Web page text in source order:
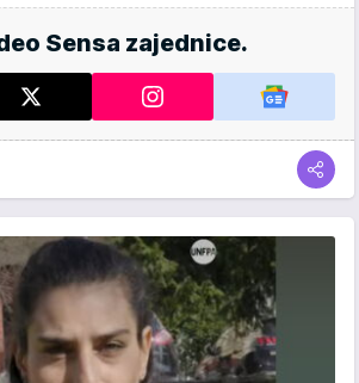
Sensa zajednice.